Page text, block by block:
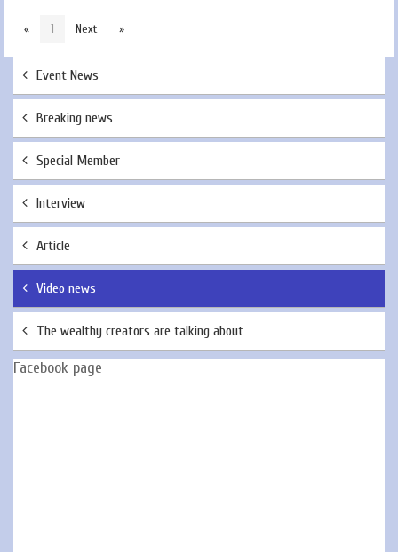
« 1 Next »
Event News
Breaking news
Special Member
Interview
Article
Video news
The wealthy creators are talking about
Facebook page